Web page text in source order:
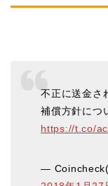
不正に送金さ
補償方針につ
https://t.co/
— Coincheck(